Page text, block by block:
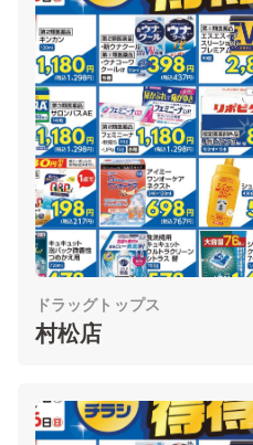
ドラッグトップス
村松店